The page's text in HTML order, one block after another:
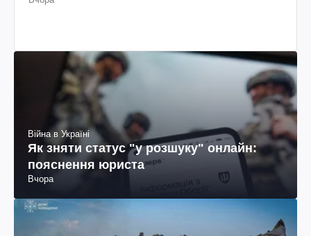
Війна в Україні
Як зняти статус "у розшуку" онлайн:
пояснення юриста
Вчора